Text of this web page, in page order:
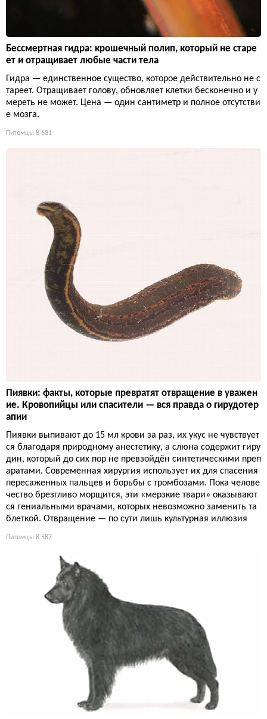
Бессмертная гидра: крошечный полип, который не старе
ет и отращивает любые части тела
Гидра — единственное существо, которое действительно не с
тареет. Отращивает голову, обновляет клетки бесконечно и у
мереть не может. Цена — один сантиметр и полное отсутстви
е мозга.
Питомцы 8 631
Пиявки: факты, которые превратят отвращение в уважен
ие. Кровопийцы или спасители — вся правда о гирудотер
апии
Пиявки выпивают до 15 мл крови за раз, их укус не чувствует
ся благодаря природному анестетику, а слюна содержит гиру
дин, который до сих пор не превзойдён синтетическими преп
аратами. Современная хирургия использует их для спасения
пересаженных пальцев и борьбы с тромбозами. Пока челове
чество брезгливо морщится, эти «мерзкие твари» оказывают
ся гениальными врачами, которых невозможно заменить та
блеткой. Отвращение — по сути лишь культурная иллюзия
Питомцы 8 587